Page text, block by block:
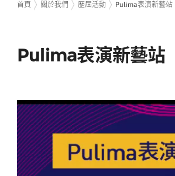
首頁 關於我們 歷屆活動 Pulima表演新藝站
Pulima表演新藝站